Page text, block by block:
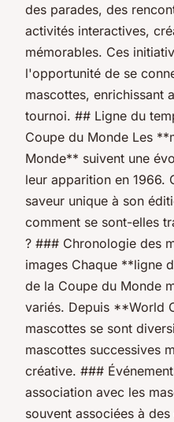
des parades, des
activités interactives,
mémorables. Ces
l'opportunité de se
mascottes, enrichissant
tournoi. ## Ligne du
Coupe du Monde Les
Monde** suivent une
leur apparition en 1966.
saveur unique à son
comment se sont-elles
? ### Chronologie des
images Chaque **ligne
de la Coupe du Monde
variés. Depuis **World
mascottes se sont
mascottes successives
créative. ###
association avec les
souvent associées à